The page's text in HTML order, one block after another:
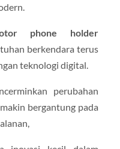
phone holder
berkendara terus
teknologi digital.
perubahan
bergantung pada